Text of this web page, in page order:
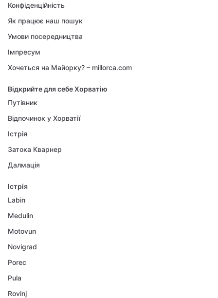
Конфіденційність
Як працює наш пошук
Умови посередництва
Імпресум
Хочеться на Майорку? – millorca.com
Відкрийте для себе Хорватію
Путівник
Відпочинок у Хорватії
Істрія
Затока Кварнер
Далмація
Істрія
Labin
Medulin
Motovun
Novigrad
Porec
Pula
Rovinj